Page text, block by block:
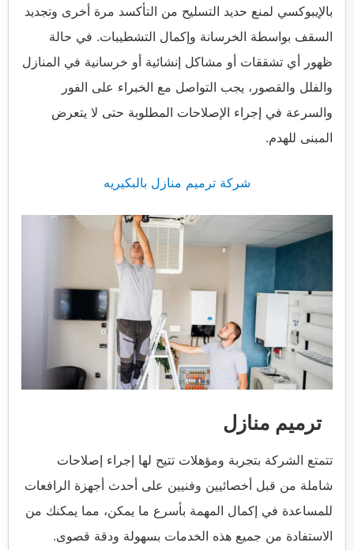
بالإيبوكسي لمنع حديد التسليح من التأكسد مرة أخرى وتجديد
السقف بواسطة الخرسانة وإكمال التشطيبات. في حالة
ظهور أي تشققات أو مشاكل إنشائية أو خرسانية في المنازل
والفلل والقصور، يجب التواصل مع الخبراء على الفور
والسرعة في إجراء الإصلاحات المطلوبة حتى لا يتعرض
المبنى للهدم.
شركة ترميم منازل بالبكيريه
ترميم منازل
تتمتع الشركة بتجربة ومؤهلات تتيح لها إجراء إصلاحات
شاملة من قبل أخصائيين وفنيين على أحدث أجهزة الرافعات
للمساعدة في إكمال المهمة بأسرع ما يمكن، مما يمكنك من
الاستفادة من جميع هذه الخدمات بسهولة ودقة قصوى.